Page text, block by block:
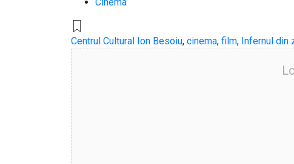
Cinema
Centrul Cultural Ion Besoiu, cinema, film, Infernul din